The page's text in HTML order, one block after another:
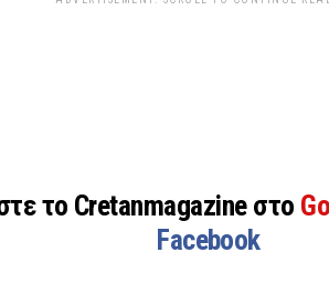
το Cretanmagazine στο
Facebook